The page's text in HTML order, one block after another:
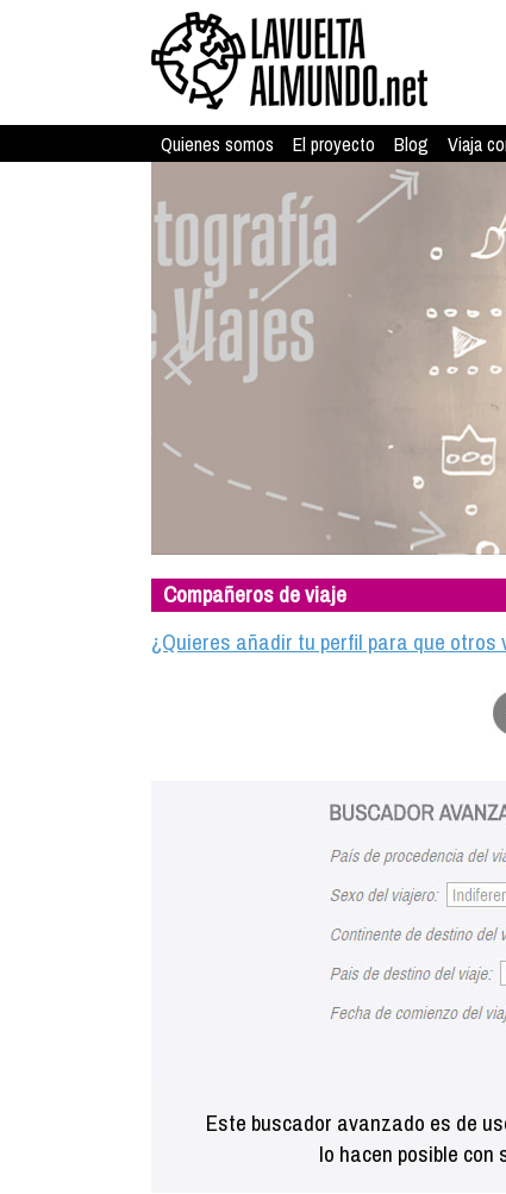
Quienes somos El proyecto Blog Viaja
Compañeros de viaje
¿Quieres añadir tu perfil para que
Este buscador avanzado es de
lo hacen posible con